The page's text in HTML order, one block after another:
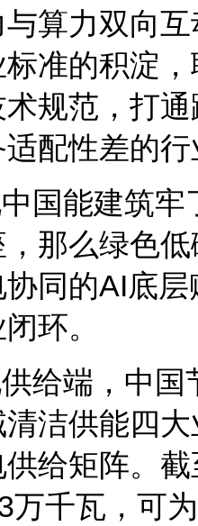
算力双向
准的积淀
术规范，打
配性差的
国能建筑
那么绿色
同的AI底
环。
给端，中
洁供能四
给矩阵。
万千瓦，可